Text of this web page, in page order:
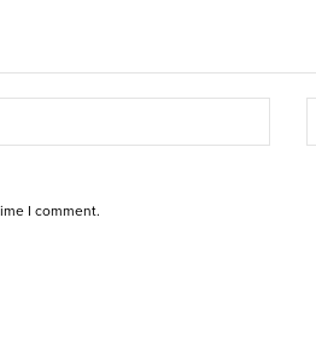
I comment.